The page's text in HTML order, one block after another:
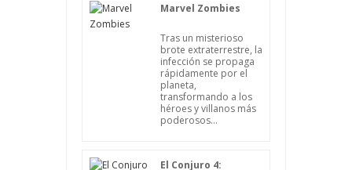
Marvel Zombies
Tras un misterioso
brote extraterrestre, la
infección se propaga
rápidamente por el
planeta,
transformando a los
héroes y villanos más
poderosos...
El Conjuro 4: